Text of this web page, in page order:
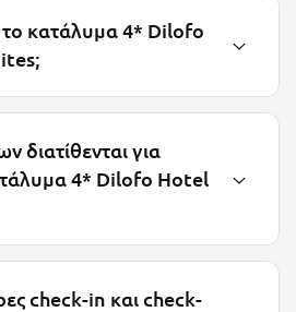
το κατάλυμα 4* Dilofo
διατίθενται για
4* Dilofo Hotel
check-in και check-